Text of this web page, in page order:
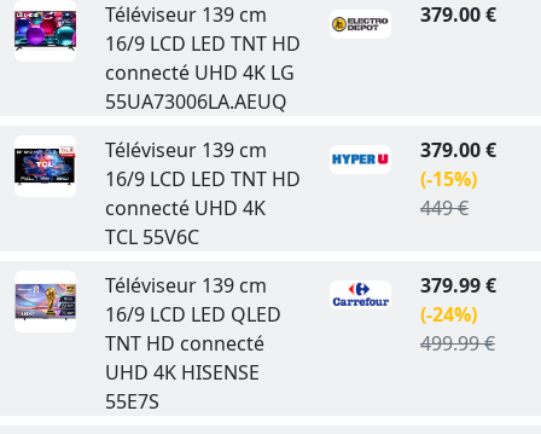
Téléviseur 139 cm
16/9 LCD LED TNT HD
connecté UHD 4K LG
55UA73006LA.AEUQ
379.00 €
Téléviseur 139 cm
16/9 LCD LED TNT HD
connecté UHD 4K
TCL 55V6C
379.00 €
(-15%)
449 €
Téléviseur 139 cm
16/9 LCD LED QLED
TNT HD connecté
UHD 4K HISENSE
55E7S
379.99 €
(-24%)
499.99 €